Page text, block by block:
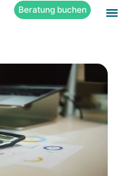
Beratung buchen